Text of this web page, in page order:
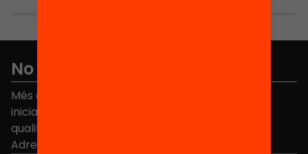
No et perdis res
Més de 40.000 persones ja han triat Equitat. Rep
iniciatives, propostes i projectes per millorar la
qualitat de l'educació a Catalunya.
Adreça electrònica